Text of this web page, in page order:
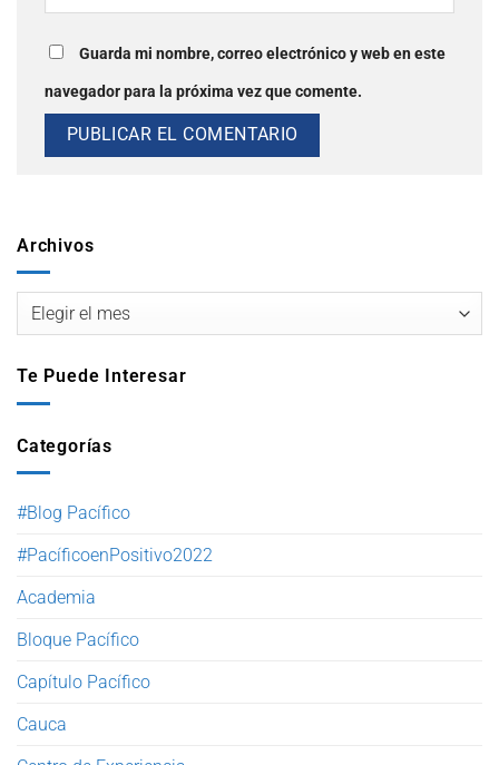
Archivos
Te Puede Interesar
Categorías
#Blog Pacífico
#PacíficoenPositivo2022
Academia
Bloque Pacífico
Capítulo Pacífico
Cauca
Guarda mi nombre, correo electrónico y web en este
navegador para la próxima vez que comente.